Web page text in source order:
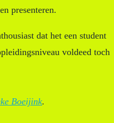
presenteren.
dat het een student
voldeed toch
Boeijink.